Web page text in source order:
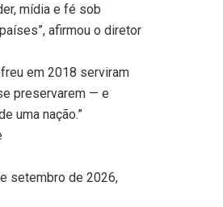
mídia e fé sob
afirmou o diretor
em 2018 serviram
preservarem — e
uma nação.”
setembro de 2026,